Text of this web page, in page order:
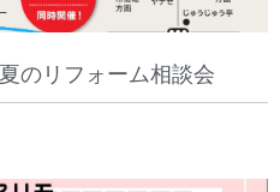
のリフォーム相談会